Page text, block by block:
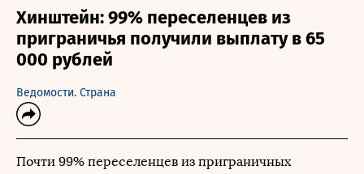
Хинштейн: 99% переселенцев из
приграничья получили выплату в 65
000 рублей
Ведомости. Страна
Почти 99% переселенцев из приграничных